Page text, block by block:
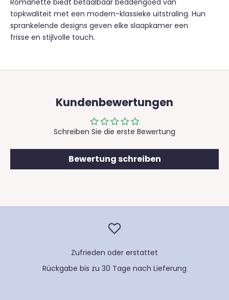
topkwaliteit met een modern-klassieke uitstraling. Hun
sprankelende designs geven elke slaapkamer een
frisse en stijlvolle touch.
Kundenbewertungen
Schreiben Sie die erste Bewertung
Bewertung schreiben
Zufrieden oder erstattet
Rückgabe bis zu 30 Tage nach Lieferung